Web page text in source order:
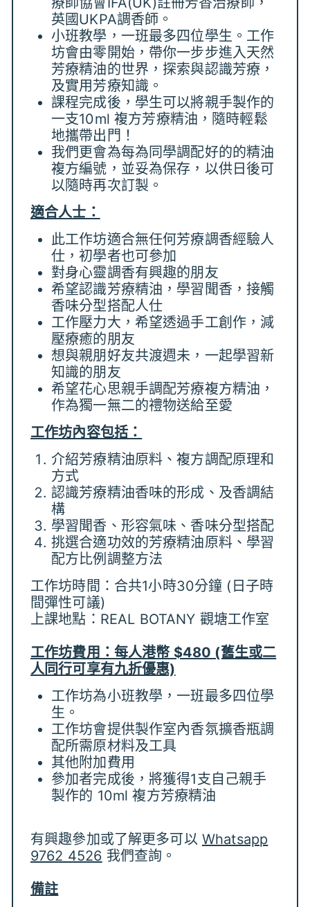
英國UKPA調香師。
小班教學，一班最多四位學生。工作
坊會由零開始，帶你一步步進入天然
芳療精油的世界，探索與認識芳療，
及實用芳療知識。
課程完成後，學生可以將親手製作的
一支10ml 複方芳療精油，隨時輕鬆
地攜帶出門！
我們更會為每為同學調配好的的精油
複方編號，並妥為保存，以供日後可
以隨時再次訂製。
適合人士：
此工作坊適合無任何芳療調香經驗人
仕，初學者也可參加
對身心靈調香有興趣的朋友
希望認識芳療精油，學習聞香，接觸
香味分型搭配人仕
工作壓力大，希望透過手工創作，減
壓療癒的朋友
想與親朋好友共渡週未，一起學習新
知識的朋友
希望花心思親手調配芳療複方精油，
作為獨一無二的禮物送給至愛
工作坊內容包括：
介紹芳療精油原料、複方調配原理和
方式
認識芳療精油香味的形成、及香調結
構
學習聞香、形容氣味、香味分型搭配
挑選合適功效的芳療精油原料、學習
配方比例調整方法
工作坊時間 ： 合共1小時30分鐘 (日子時
間彈性可議)
上課地點 ： REAL BOTANY 觀塘工作室
工作坊費用：每人港幣 $480 (舊生或二
人同行可享有九折優惠)
工作坊為小班教學，一班最多四位學
生。
工作坊會提供製作室內香氛擴香瓶調
配所需原材料及工具
其他附加費用
參加者完成後，將獲得1支自己親手
製作的 10ml 複方芳療精油
有興趣參加或了解更多可以 Whatsapp
9762 4526 我們查詢。
備註